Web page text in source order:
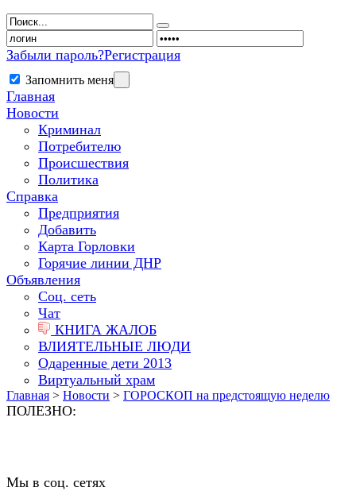
Забыли пароль?Регистрация
Запомнить меня
Главная
Новости
Криминал
Потребителю
Происшествия
Политика
Справка
Предприятия
Добавить
Карта Горловки
Горячие линии ДНР
Объявления
Соц. сеть
Чат
КНИГА ЖАЛОБ
ВЛИЯТЕЛЬНЫЕ ЛЮДИ
Одаренные дети 2013
Виртуальный храм
Главная > Новости > ГОРОСКОП на предстоящую неделю
ПОЛЕЗНО:
Мы в соц. сетях